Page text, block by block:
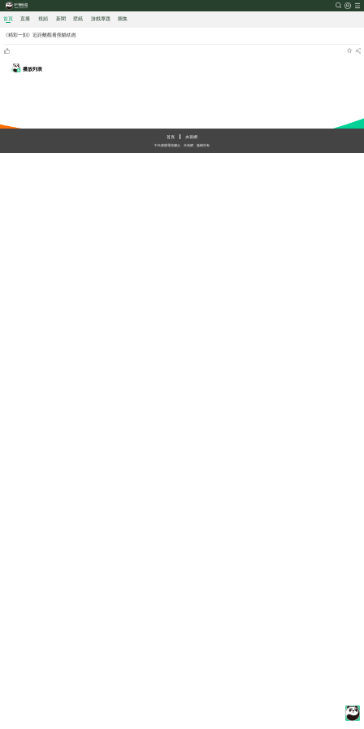
首頁 直播 視頻 新聞 壁紙 游戲專題 圖集
《精彩一刻》近距離觀看熊貓幼崽
播放列表
首頁
央視網
中央廣播電視總台
央視網 版權所有